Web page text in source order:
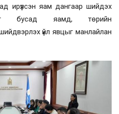
ирүүлсэн яам дангаар шийдэх
бусад яамд, төрийн
үйл явцыг манлайлан